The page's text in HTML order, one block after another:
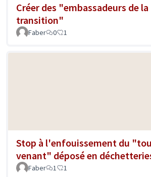
Créer des "embassadeurs de la
transition"
Faber 0 1
Stop à l'enfouissement du
venant" déposé en
Faber 1 1